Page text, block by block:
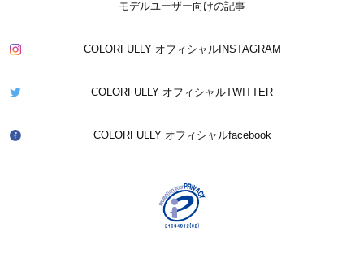
モデルユーザー向けの記事
COLORFULLY オフィシャルINSTAGRAM
COLORFULLY オフィシャルTWITTER
COLORFULLY オフィシャルfacebook